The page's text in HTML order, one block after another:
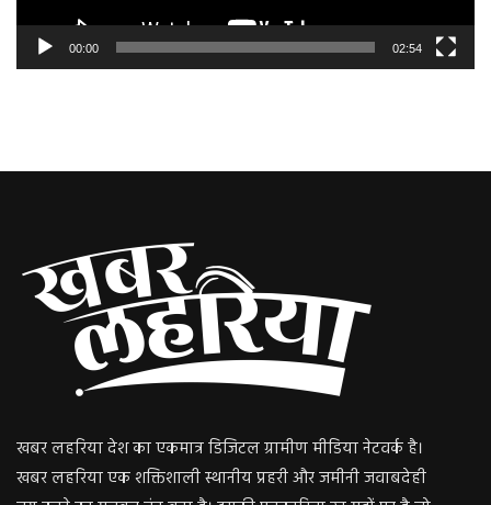
00:00 02:54
खबर लहरिया देश का एकमात्र डिजिटल ग्रामीण मीडिया नेटवर्क है।
खबर लहरिया एक शक्तिशाली स्थानीय प्रहरी और जमीनी जवाबदेही